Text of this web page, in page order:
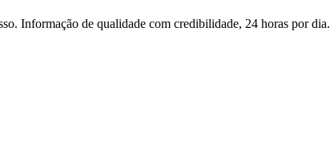
Informação de qualidade com credibilidade, 24 horas por dia.